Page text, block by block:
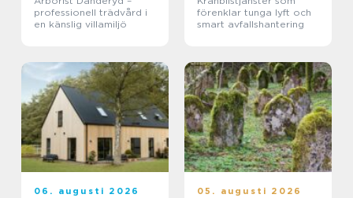
professionell trädvård i
en känslig villamiljö
förenklar tunga lyft och
smart avfallshantering
06. augusti 2026 05. augusti 2026